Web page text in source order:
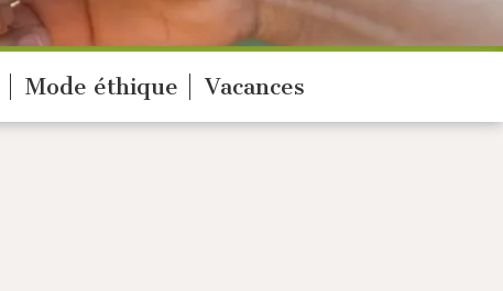
Mode éthique Vacances